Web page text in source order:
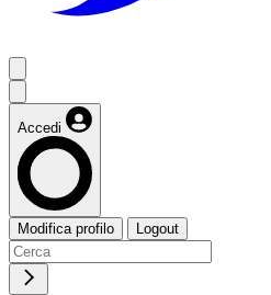
Accedi
Modifica profilo Logout